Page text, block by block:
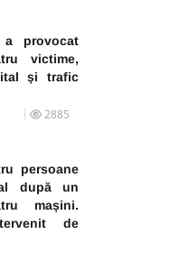
provocat
victime,
și trafic
2885
persoane
după un
mașini.
de